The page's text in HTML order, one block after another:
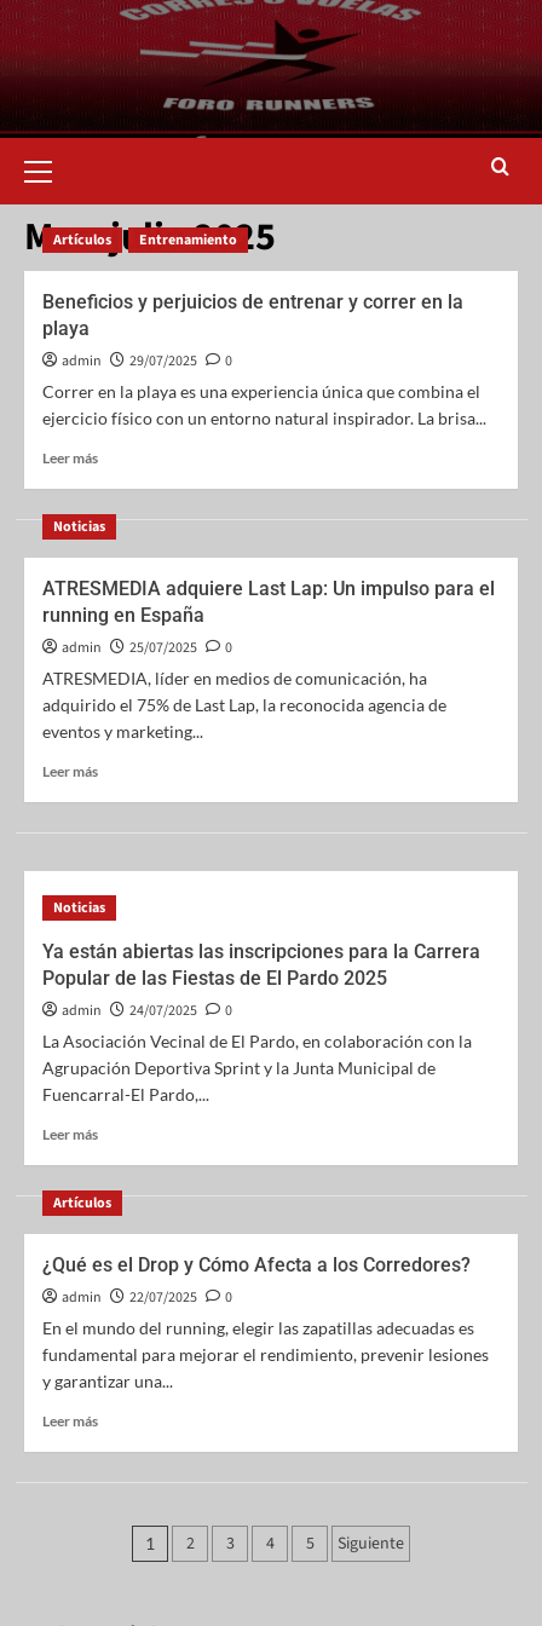
Mes:julio 2025
Artículos Entrenamiento
Beneficios y perjuicios de entrenar y correr en la
playa
admin 29/07/2025
0
Correr en la playa es una experiencia única que combina el
ejercicio físico con un entorno natural inspirador. La brisa...
Leer más
Noticias
ATRESMEDIA adquiere Last Lap: Un impulso para el
running en España
admin 25/07/2025
0
ATRESMEDIA, líder en medios de comunicación, ha
adquirido el 75% de Last Lap, la reconocida agencia de
eventos y marketing...
Leer más
Noticias
Ya están abiertas las inscripciones para la Carrera
Popular de las Fiestas de El Pardo 2025
admin 24/07/2025
0
La Asociación Vecinal de El Pardo, en colaboración con la
Agrupación Deportiva Sprint y la Junta Municipal de
Fuencarral-El Pardo,...
Leer más
Artículos
¿Qué es el Drop y Cómo Afecta a los Corredores?
admin 22/07/2025
0
En el mundo del running, elegir las zapatillas adecuadas es
fundamental para mejorar el rendimiento, prevenir lesiones
y garantizar una...
Leer más
1 2 3 4 5 Siguiente